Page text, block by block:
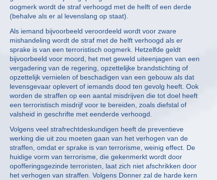
oogmerk wordt de straf verhoogd met de helft of een derde
(behalve als er al levenslang op staat).
Als iemand bijvoorbeeld veroordeeld wordt voor zware
mishandeling wordt de straf met de helft verhoogd als er
sprake is van een terroristisch oogmerk. Hetzelfde geldt
bijvoorbeeld voor moord, het met geweld uiteenjagen van een
vergadering van de regering, opzettelijke brandstichting of
opzettelijk vernielen of beschadigen van een gebouw als dat
levensgevaar oplevert of iemands dood ten gevolg heeft. Ook
worden de straffen op een aantal misdrijven die tot doel heeft
een terroristisch misdrijf voor te bereiden, zoals diefstal of
valsheid in geschrifte met eenderde verhoogd.
Volgens veel strafrechtdeskundigen heeft de preventieve
werking die uit zou moeten gaan van het verhogen van de
straffen, omdat er sprake is van terrorisme, weinig effect. De
huidige vorm van terrorisme, die gekenmerkt wordt door
opofferingsgezinde terroristen, laat zich niet afschrikken door
het verhogen van straffen. Volgens Donner zal de harde kern